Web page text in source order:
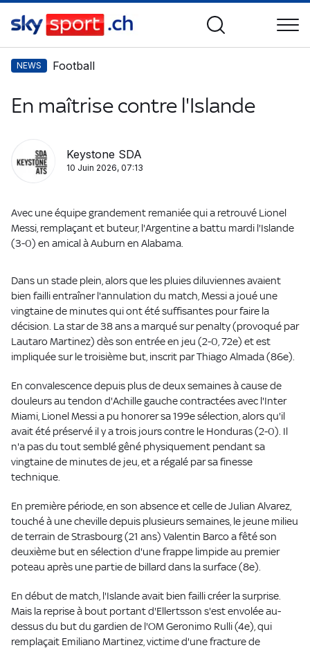
NEWS Football
En maîtrise contre l'Islande
Keystone SDA
10 Juin 2026, 07:13
Avec une équipe grandement remaniée qui a retrouvé Lionel
Messi, remplaçant et buteur, l'Argentine a battu mardi l'Islande
(3-0) en amical à Auburn en Alabama.
Dans un stade plein, alors que les pluies diluviennes avaient
bien failli entraîner l'annulation du match, Messi a joué une
vingtaine de minutes qui ont été suffisantes pour faire la
décision. La star de 38 ans a marqué sur penalty (provoqué par
Lautaro Martinez) dès son entrée en jeu (2-0, 72e) et est
impliquée sur le troisième but, inscrit par Thiago Almada (86e).
En convalescence depuis plus de deux semaines à cause de
douleurs au tendon d'Achille gauche contractées avec l'Inter
Miami, Lionel Messi a pu honorer sa 199e sélection, alors qu'il
avait été préservé il y a trois jours contre le Honduras (2-0). Il
n'a pas du tout semblé gêné physiquement pendant sa
vingtaine de minutes de jeu, et a régalé par sa finesse
technique.
En première période, en son absence et celle de Julian Alvarez,
touché à une cheville depuis plusieurs semaines, le jeune milieu
de terrain de Strasbourg (21 ans) Valentin Barco a fêté son
deuxième but en sélection d'une frappe limpide au premier
poteau après une partie de billard dans la surface (8e).
En début de match, l'Islande avait bien failli créer la surprise.
Mais la reprise à bout portant d'Ellertsson s'est envolée au-
dessus du but du gardien de l'OM Geronimo Rulli (4e), qui
remplaçait Emiliano Martinez, victime d'une fracture de